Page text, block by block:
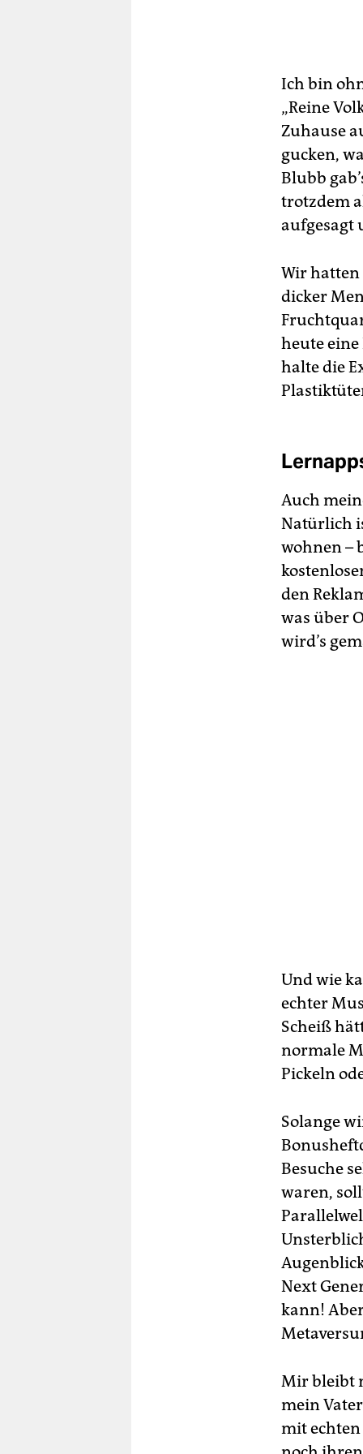
Ich bin
„Reine
Zuhause
gucken,
Blubb
trotzdem
aufgesagt
Wir hatten
dicker
heute
halte die
Auch
Natürlich
wohnen –
den
was über
wird’s
Und wie
echter
Scheiß
normale
Pickeln
Solange
Besuche
waren,
Next
kann!
Mir bleibt
mein
mit